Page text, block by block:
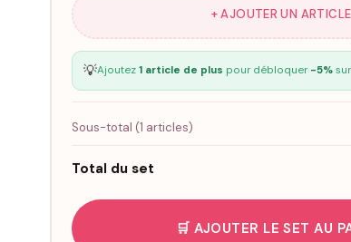
+ AJOUTER UN ARTICLE
💡Ajoutez 1 article de plus pour débloquer -5%sur
Sous-total (1 articles)
Total du set
🛒 AJOUTER LE SET AU